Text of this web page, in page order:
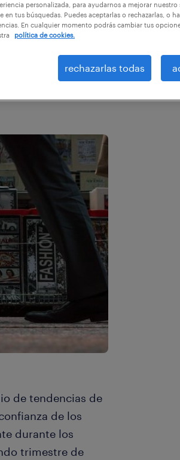
de tendencias de
de los
durante los
trimestre de
personalizada, para ayudarnos a mejorar nuestro
tus búsquedas. Puedes aceptarlas o rechazarlas, o
En cualquier momento podrás cambiar tus
política de cookies.
rechazarlas todas